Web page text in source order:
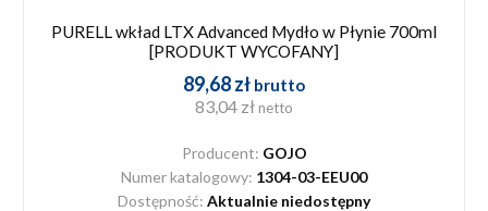
PURELL wkład LTX Advanced Mydło w Płynie 700ml
[PRODUKT WYCOFANY]
89,68 zł brutto
83,04 zł netto
Producent: GOJO
Numer katalogowy: 1304-03-EEU00
Dostępność: Aktualnie niedostępny